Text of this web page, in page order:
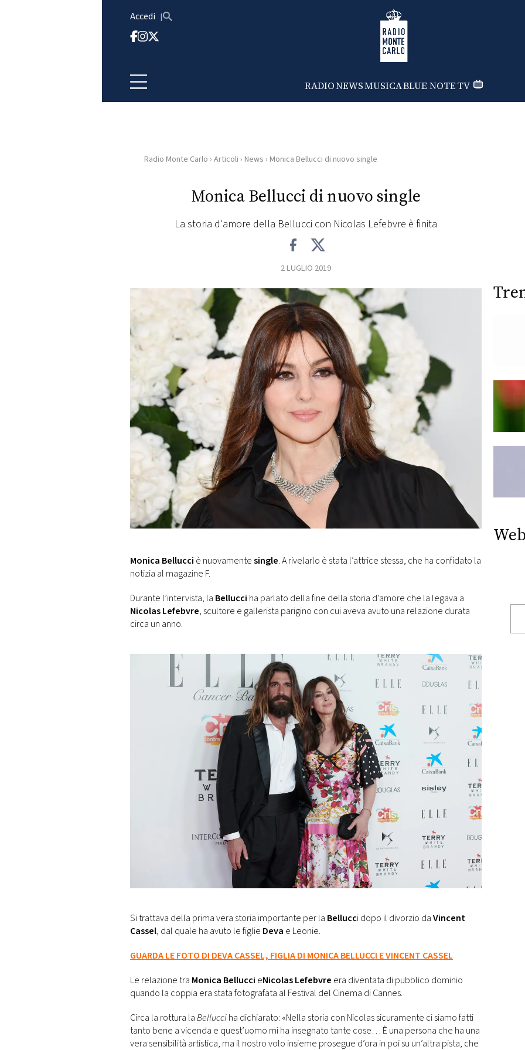
Accedi Radio Monte Carlo
RADIONEWSMUSICABLUE NOTETV
HOME
NEWS
FOTO
CONCORSI
EVENTI
TV
PRINCIPATO
DI
RMC
Radio Monte Carlo › Articoli › News › Monica Bellucci di nuovo single
Monica Bellucci di nuovo single
La storia d'amore della Bellucci con Nicolas Lefebvre è finita
2 LUGLIO 2019
Monica Bellucci è nuovamentesingle. A rivelarlo è stata l’attrice stessa, che ha confidato la
notizia al magazine F.
Durante l’intervista, la Bellucci ha parlato della fine della storia d’amore che la legava a
Nicolas Lefebvre, scultore e gallerista parigino con cui aveva avuto una relazione durata
circa un anno.
Si trattava della prima vera storia importante per la Bellucci dopo il divorzio daVincent
Cassel, dal quale ha avuto le figlie Deva e Leonie.
GUARDA LE FOTO DI DEVA CASSEL, FIGLIA DI MONICA BELLUCCI E VINCENT CASSEL
Le relazione tra Monica Bellucci eNicolas Lefebvre era diventata di pubblico dominio
quando la coppia era stata fotografata al Festival del Cinema di Cannes.
Circa la rottura laBellucciha dichiarato: «Nella storia con Nicolas sicuramente ci siamo fatti
tanto bene a vicenda e quest’uomo mi ha insegnato tante cose… È una persona che ha una
vera sensibilità artistica, ma il nostro volo insieme prosegue d’ora in poi su un’altra pista, che